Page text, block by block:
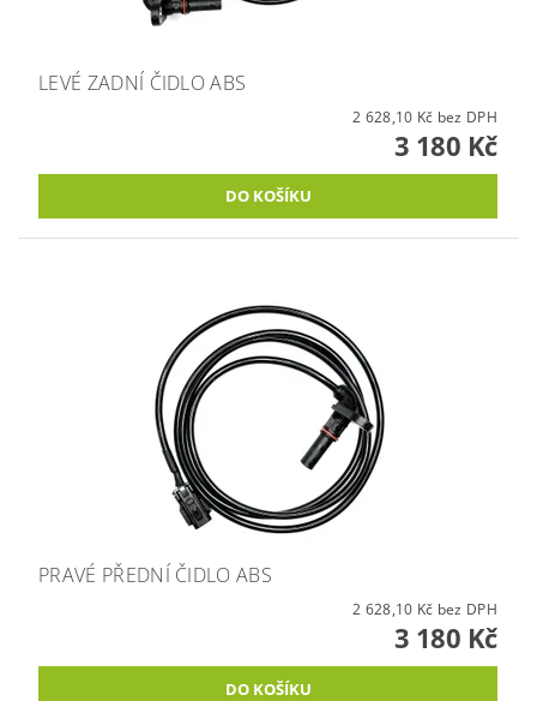
LEVÉ ZADNÍ ČIDLO ABS
2 628,10 Kč bez DPH
3 180 Kč
PRAVÉ PŘEDNÍ ČIDLO ABS
2 628,10 Kč bez DPH
3 180 Kč